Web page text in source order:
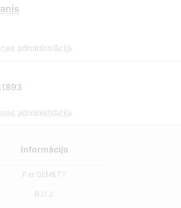
administrācija
administrācija
Informācija
Par CEMETY
B.U.J.